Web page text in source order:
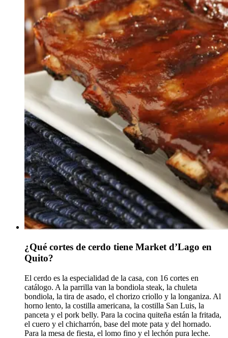
¿Qué cortes de cerdo tiene Market d’Lago en
Quito?
El cerdo es la especialidad de la casa, con 16 cortes en
catálogo. A la parrilla van la bondiola steak, la chuleta
bondiola, la tira de asado, el chorizo criollo y la longaniza. Al
horno lento, la costilla americana, la costilla San Luis, la
panceta y el pork belly. Para la cocina quiteña están la fritada,
el cuero y el chicharrón, base del mote pata y del hornado.
Para la mesa de fiesta, el lomo fino y el lechón pura leche.